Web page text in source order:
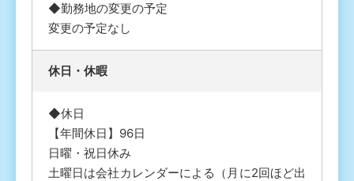
◆勤務地の変更の予定
変更の予定なし
休⽇・休暇
◆休日
【年間休日】96日
日曜・祝日休み
土曜日は会社カレンダーによる（月に2回ほど出